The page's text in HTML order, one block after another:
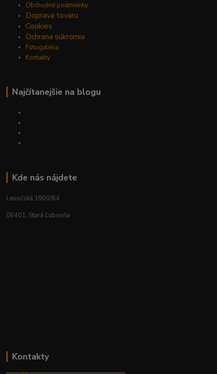
Obchodné podmienky
Doprava tovaru
Cookies
Ochrana súkromia
Fotogaléria
Kontakty
Najčítanejšie na blogu
Kde nás nájdete
Levočská 1900/64
06401, Stará Ľubovňa
Kontakty